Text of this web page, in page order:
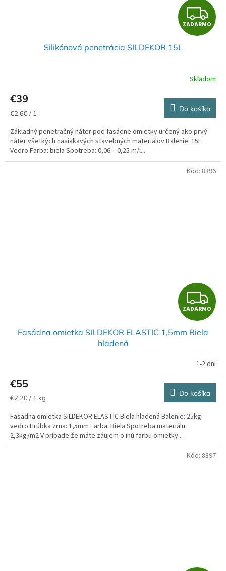
Z
A
A
R
M
ZADARMO
Silikónová penetrácia SILDEKOR 15L
Skladom
€39
Jednotková
€2,60 / 1 l Do košíka
Základný penetračný náter pod fasádne omietky určený ako prvý
náter všetkých nasiakavých stavebných materiálov Balenie: 15L
Vedro Farba: biela Spotreba: 0,06 – 0,25 m/l...
Z
A
D
A
R
M
ZADARMO
Fasádna omietka SILDEKOR ELASTIC 1,5mm Biela
hladená
1-2 dni
€55
Jednotková
€2,20 / 1 kg Do košíka
Fasádna omietka SILDEKOR ELASTIC Biela hladená Balenie: 25kg
vedro Hrúbka zrna: 1,5mm Farba: Biela Spotreba materiálu:
2,3kg/m2 V prípade že máte záujem o inú farbu omietky...
Kód: 8396
Kód: 8397